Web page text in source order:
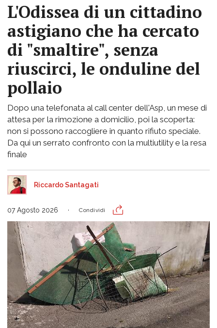
L'Odissea di un cittadino
astigiano che ha cercato
di "smaltire", senza
riuscirci, le onduline del
pollaio
Dopo una telefonata al call center dell'Asp, un mese di
attesa per la rimozione a domicilio, poi la scoperta:
non si possono raccogliere in quanto rifiuto speciale.
Da qui un serrato confronto con la multiutility e la resa
finale
Riccardo Santagati
07 Agosto 2026 Condividi